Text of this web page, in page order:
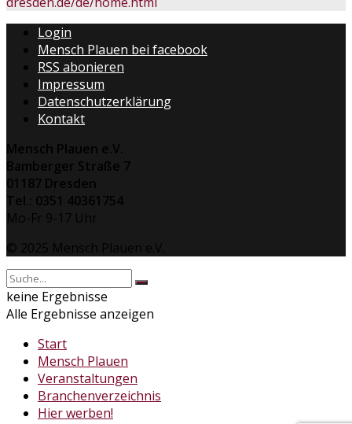
Login
Mensch Plauen bei facebook
RSS abonieren
Impressum
Datenschutzerklärung
Kontakt
Mensch Plauen e.V.
Bamberger Straße 7
01187 Dresden
Tel.: 0351 40361754
Mo-Fr 9-17 Uhr
© 2025 Mensch Plauen e.V.
keine Ergebnisse
Alle Ergebnisse anzeigen
Start
Mensch Plauen
Veranstaltungen
Branchenverzeichnis
Hier werben!